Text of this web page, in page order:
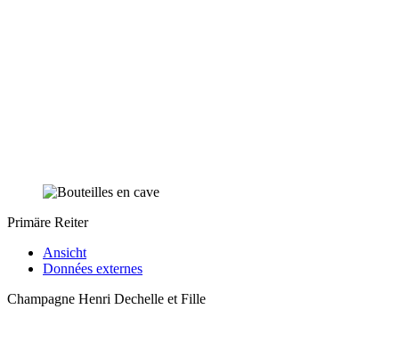
Primäre Reiter
Ansicht
Données externes
Champagne Henri Dechelle et Fille